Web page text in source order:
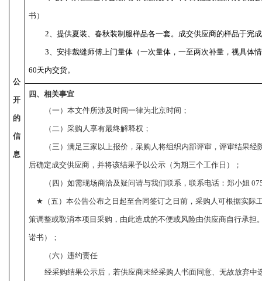
公
开
的
信
息
书）
2 、提供夏装、春秋装制服样品各一套。成交供应商的样品于完
3 、安排裁缝师傅上门量体（一次量体，一至两次补量，视具体
60天内交货。
四、相关事宜
（一） 本文件所涉及时间一律为北京时间；
（二） 采购人享有最终解释权；
（三）满足三家以上报价，采购人将组织内部评审，评审结果经
后确定成交供应商，并将该结果予以公示（为期三个工作日）；
（四） 如需现场商洽及疑问请与我们联系，联系电话：郑小姐
★ （五）本公告公布之日起至合同签订之日前，采购人可根据实际
策调整或取消本项目采购，由此造成的不便或风险由供应商自行承担
诺书）；
（六） 违约责任
经采购结果公示后，若供应商未经采购人书面同意、无故放弃中